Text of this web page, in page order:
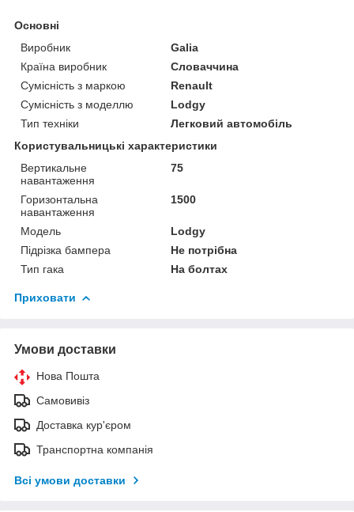
Основні
Виробник
Galia
Країна виробник
Словаччина
Сумісність з маркою
Renault
Сумісність з моделлю
Lodgy
Тип техніки
Легковий автомобіль
Користувальницькі характеристики
Вертикальне
навантаження
75
Горизонтальна
навантаження
1500
Мoдель
Lodgy
Підрізка бампера
Не потрібна
Тип гака
На болтах
Приховати
Умови доставки
Нова Пошта
Самовивіз
Доставка кур'єром
Транспортна компанія
Всі умови доставки